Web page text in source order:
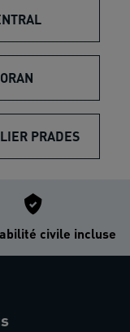
PRADES
civile incluse